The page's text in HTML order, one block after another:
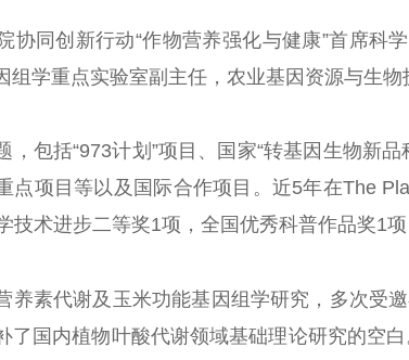
协同创新行动“作物营养强化与健康”首席科
组学重点实验室副主任，农业基因资源与生物
，包括“973计划 ”项目、国家“转基因生物新品
点项目等以及国际合作项目。近5年在The
技术进步二等奖1项，全国优秀科普作品奖1
养素代谢及玉米功能基因组学研究，多次受
了国内植物叶酸代谢领域基础理论研究的空白